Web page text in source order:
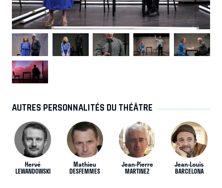
AUTRES PERSONNALITÉS DU THÉÂTRE
Hervé
LEWANDOWSKI
Mathieu
DESFEMMES
Jean-Pierre
MARTINEZ
Jean-Louis
BARCELONA